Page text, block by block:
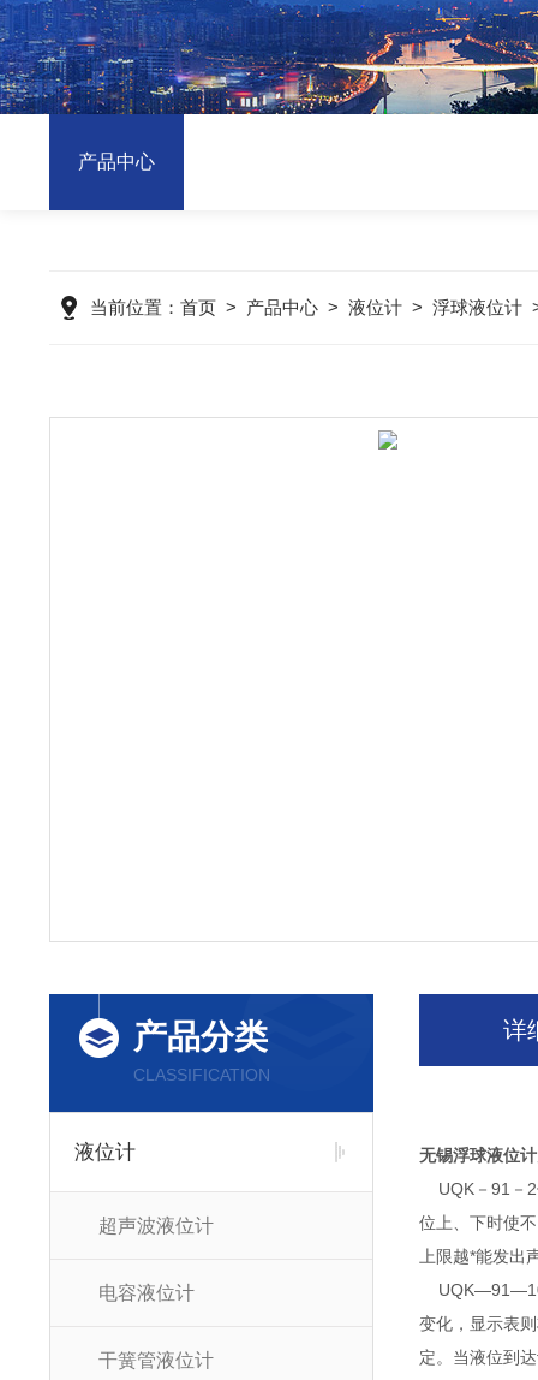
产品中心
当前位置： 首页> 产品中心> 液位计> 浮球液位计
产品分类
CLASSIFICATION
液位计
超声波液位计
电容液位计
干簧管液位计
详
无锡浮球液位计
UQK－91－2
位上、下时使
上限越*能发出
UQK—91—10
变化，显示表
定。当液位到